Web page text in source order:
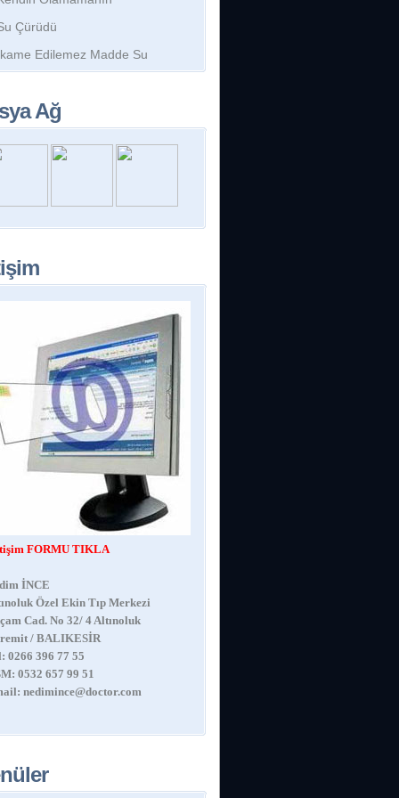
Çürüdü
Edilemez Madde Su
Ağ
FORMU TIKLA
İNCE
Özel Ekin Tıp Merkezi
Cad. No 32/ 4 Altınoluk
/ BALIKESİR
0266 396 77 55
0532 657 99 51
nedimince@doctor.com